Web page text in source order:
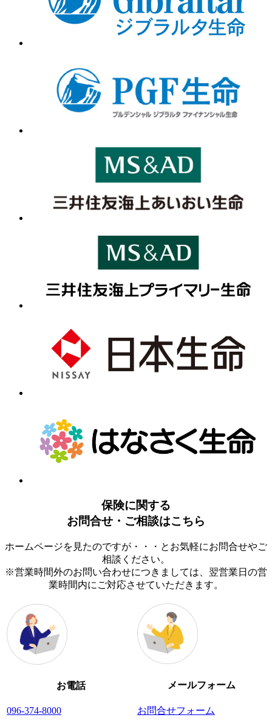
保険に関する
お問合せ・ご相談はこちら
ホームページを見たのですが・・・とお気軽にお問合せやご
相談ください。
※営業時間外のお問い合わせにつきましては、翌営業日の営
業時間内にご対応させていただきます。
お電話
096-374-8000
メールフォーム
お問合せフォーム